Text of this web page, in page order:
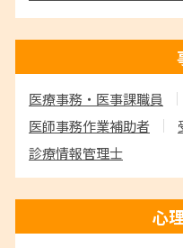
医療事務・医事課職員
医師事務作業補助者
診療情報管理士
心